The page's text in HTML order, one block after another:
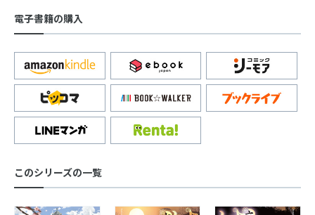
電子書籍の購入
このシリーズの一覧